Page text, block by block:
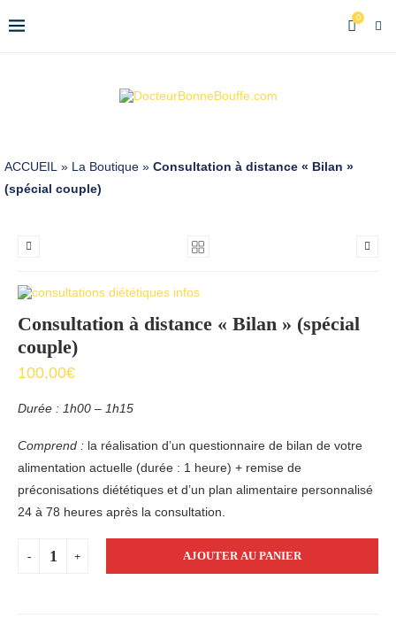
0
ACCUEIL » La Boutique » Consultation à distance « Bilan »
(spécial couple)
Consultation à distance « Bilan » (spécial
couple)
100,00€
Durée : 1h00 – 1h15
Comprend : la réalisation d’un questionnaire de bilan de votre
alimentation actuelle (durée : 1 heure) + remise de
préconisations diététiques et d’un plan alimentaire personnalisé
24 à 78 heures après la consultation.
AJOUTER AU PANIER